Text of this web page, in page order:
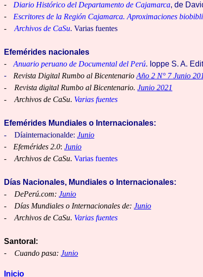
-
Diario Histórico del Departamento de Cajamarca, de
-
Escritores de la Región Cajamarca. Aproximaciones
- Archivos de CaSu. Varias fuentes
Efemérides nacionales
-
Anuario peruano de Documental del Perú. Ioppe S. A.
-
Revista Digital Rumbo al Bicentenario Año 2 N° 7 Junio
- Revista digital Rumbo al Bicentenario. Junio 2021
- Archivos de CaSu. Varias fuentes
Efemérides Mundiales o Internacionales:
- Díainternacionalde: Junio
-
Efemérides 2.0: Junio
- Archivos de CaSu. Varias fuentes
Días Nacionales, Mundiales o Internacionales:
- DePerú.com: Junio
- Días Mundiales o Internacionales de: Junio
- Archivos de CaSu. Varias fuentes
Santoral:
- Cuando pasa: Junio
Inicio